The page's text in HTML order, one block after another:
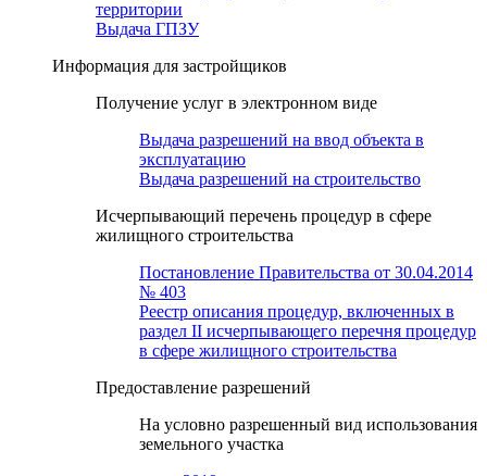
территории
Выдача ГПЗУ
Информация для застройщиков
Получение услуг в электронном виде
Выдача разрешений на ввод объекта в
эксплуатацию
Выдача разрешений на строительство
Исчерпывающий перечень процедур в сфере
жилищного строительства
Постановление Правительства от 30.04.2014
№ 403
Реестр описания процедур, включенных в
раздел II исчерпывающего перечня процедур
в сфере жилищного строительства
Предоставление разрешений
На условно разрешенный вид использования
земельного участка